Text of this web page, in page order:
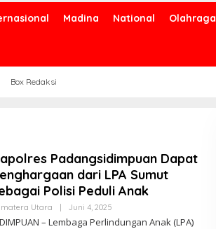
Madina National Olahraga
Box Redaksi
Padangsidimpuan Dapat
dari LPA Sumut
Polisi Peduli Anak
Utara Juni 4, 2025Oleh
– Lembaga Perlindungan Anak (LPA)